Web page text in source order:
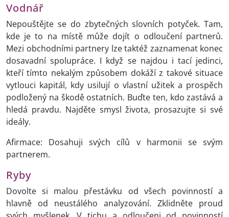
Vodnář
Nepouštějte se do zbytečných slovních potyček. Tam,
kde je to na místě může dojít o odloučení partnerů.
Mezi obchodními partnery lze taktéž zaznamenat konec
dosavadní spolupráce. I když se najdou i tací jedinci,
kteří tímto nekalým způsobem dokáží z takové situace
vytlouci kapitál, kdy usilují o vlastní užitek a prospěch
podložený na škodě ostatních. Buďte ten, kdo zastává a
hledá pravdu. Najděte smysl života, prosazujte si své
ideály.
Afirmace: Dosahuji svých cílů v harmonii se svým
partnerem.
Ryby
Dovolte si malou přestávku od všech povinností a
hlavně od neustálého analyzování. Zklidněte proud